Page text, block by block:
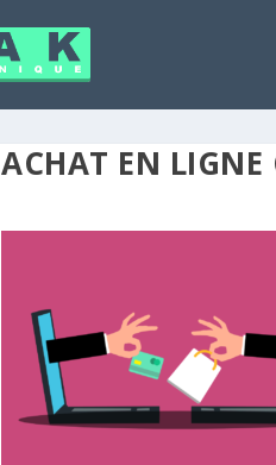
ACHAT EN LIGNE